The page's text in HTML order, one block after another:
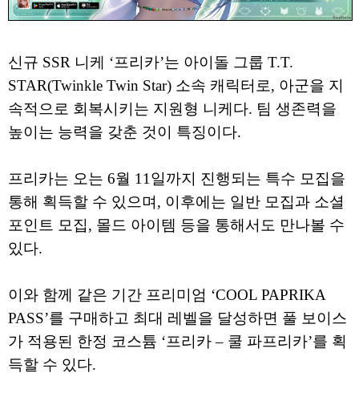
신규 SSR 니케 ‘프리카’는 아이돌 그룹 T.T.
STAR(Twinkle Twin Star) 소속 캐릭터로, 아군을 지
속적으로 회복시키는 지원형 니케다. 팀 생존력을
높이는 능력을 갖춘 것이 특징이다.
프리카는 오는 6월 11일까지 진행되는 특수 모집을
통해 획득할 수 있으며, 이후에는 일반 모집과 소셜
포인트 모집, 몰드 아이템 등을 통해서도 만나볼 수
있다.
이와 함께 같은 기간 프리미엄 ‘COOL PAPRIKA
PASS’를 구매하고 최대 레벨을 달성하면 풀 보이스
가 적용된 한정 코스튬 ‘프리카 – 쿨 파프리카’를 획
득할 수 있다.